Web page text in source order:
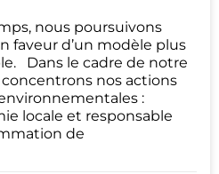
nous poursuivons
faveur d’un modèle plus
Dans le cadre de notre
nos actions
:
locale et responsable
de